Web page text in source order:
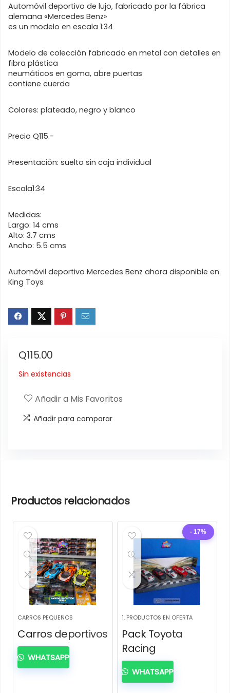
Automóvil deportivo de lujo, fabricado por la fábrica
alemana «Mercedes Benz»
es un modelo en escala 1:34
Modelo de colección fabricado en metal con detalles en
fibra plástica
neumáticos en goma, abre puertas
contiene cuerda
Colores: plateado, negro y blanco
Precio Q115.-
Presentación: suelto sin caja individual
Escala1:34
Medidas:
Largo: 14 cms
Alto: 3.7 cms
Ancho: 5.5 cms
Automóvil deportivo Mercedes Benz ahora disponible en
King Toys
Q115.00
Sin existencias
Añadir a Mis Favoritos
Añadir para comparar
Productos relacionados
CARROS PEQUEÑOS
Carros deportivos
WHATSAPP
- 17%
1. PRODUCTOS EN OFERTA
Pack Toyota
Racing
WHATSAPP